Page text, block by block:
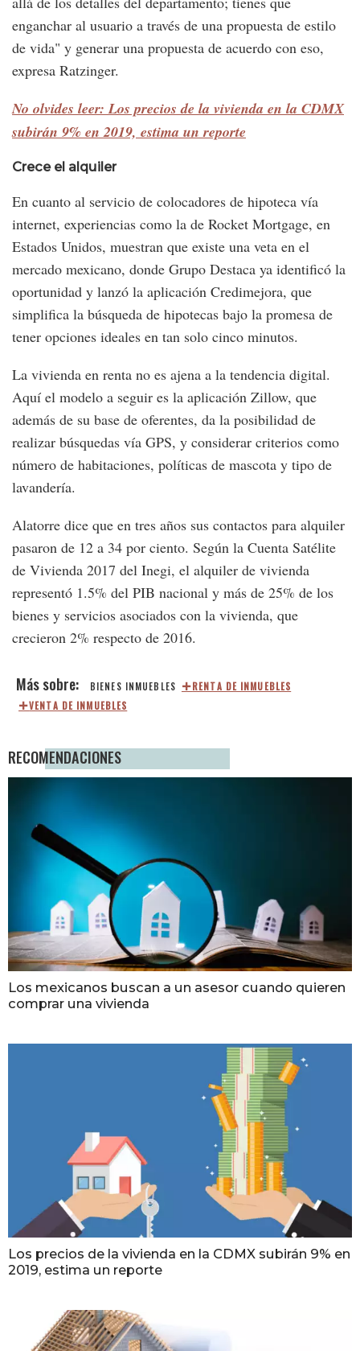
enganchar al usuario a través de una propuesta de estilo
de vida" y generar una propuesta de acuerdo con eso,
expresa Ratzinger.
No olvides leer: Los precios de la vivienda en la CDMX
subirán 9% en 2019, estima un reporte
Crece el alquiler
En cuanto al servicio de colocadores de hipoteca vía
internet, experiencias como la de Rocket Mortgage, en
Estados Unidos, muestran que existe una veta en el
mercado mexicano, donde Grupo Destaca ya identificó la
oportunidad y lanzó la aplicación Credimejora, que
simplifica la búsqueda de hipotecas bajo la promesa de
tener opciones ideales en tan solo cinco minutos.
La vivienda en renta no es ajena a la tendencia digital.
Aquí el modelo a seguir es la aplicación Zillow, que
además de su base de oferentes, da la posibilidad de
realizar búsquedas vía GPS, y considerar criterios como
número de habitaciones, políticas de mascota y tipo de
lavandería.
Alatorre dice que en tres años sus contactos para alquiler
pasaron de 12 a 34 por ciento. Según la Cuenta Satélite
de Vivienda 2017 del Inegi, el alquiler de vivienda
representó 1.5% del PIB nacional y más de 25% de los
bienes y servicios asociados con la vivienda, que
crecieron 2% respecto de 2016.
BIENES INMUEBLES
RENTA DE INMUEBLES
VENTA DE INMUEBLES
RECOMENDACIONES
Los mexicanos buscan a un asesor cuando quieren
comprar una vivienda
Los precios de la vivienda en la CDMX subirán 9% en
2019, estima un reporte